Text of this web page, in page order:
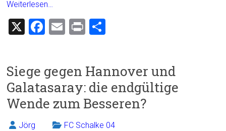
Weiterlesen…
X
F
b
o
ok
E
l
Pr
n
Siege gegen Hannover und
Galatasaray: die endgültige
Wende zum Besseren?
Jörg FC Schalke 04